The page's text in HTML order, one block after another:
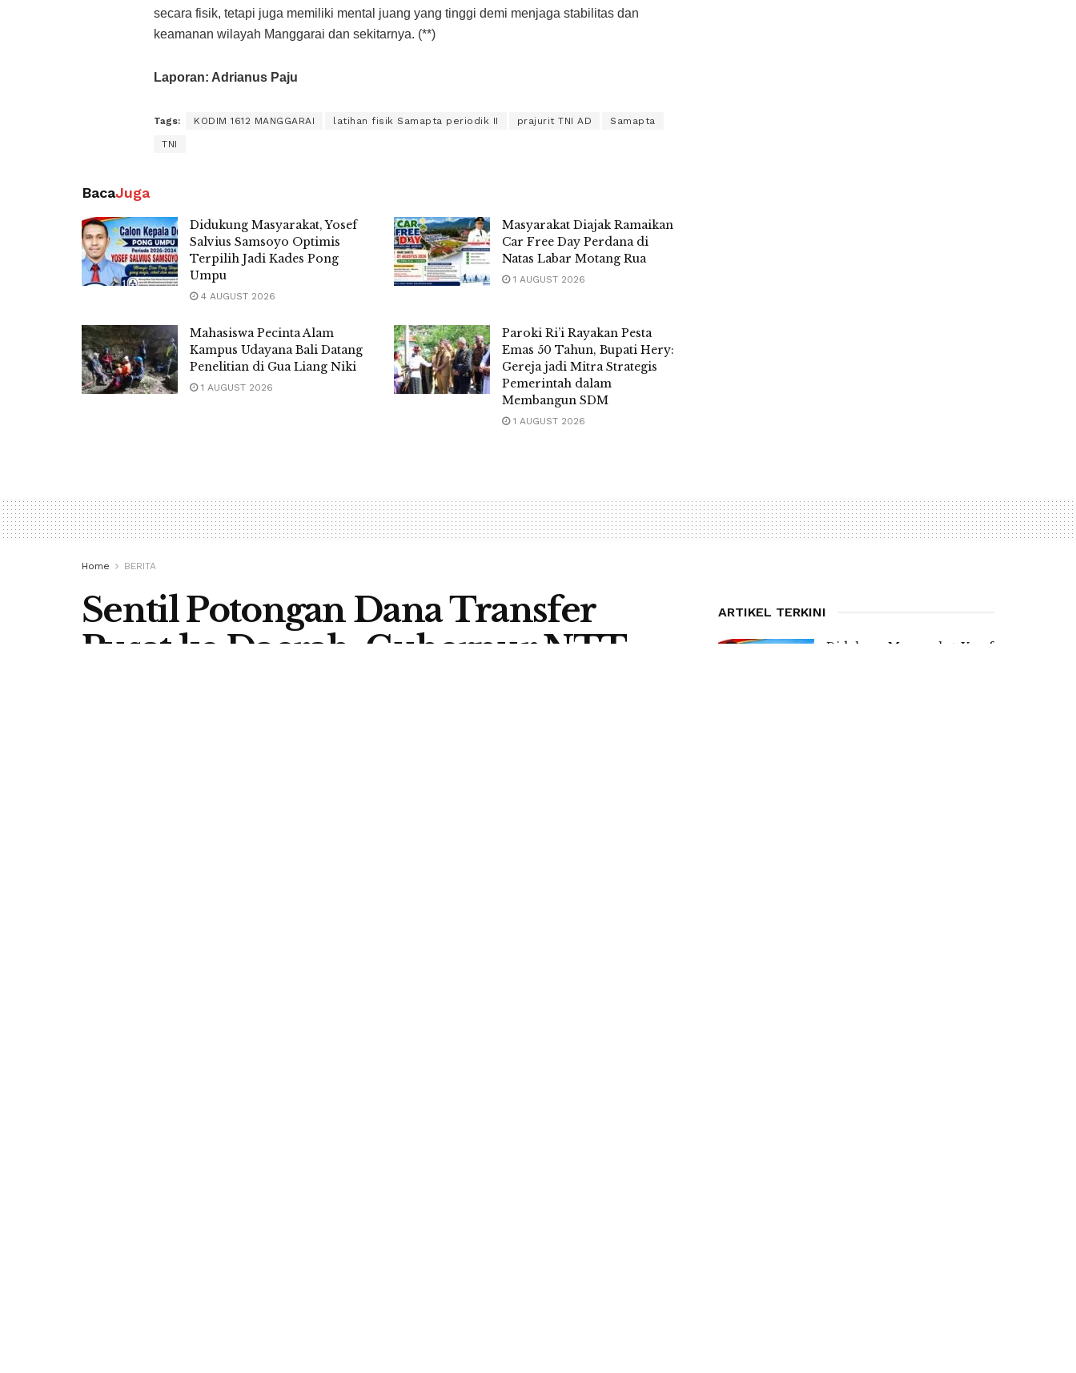
secara fisik, tetapi juga memiliki mental juang yang tinggi demi menjaga stabilitas dan
keamanan wilayah Manggarai dan sekitarnya. (**)
Laporan: Adrianus Paju
Tags: KODIM 1612 MANGGARAI latihan fisik Samapta periodik II prajurit TNI AD Samapta
TNI
BacaJuga
Didukung Masyarakat, Yosef
Salvius Samsoyo Optimis
Terpilih Jadi Kades Pong
Umpu
4 AUGUST 2026
Masyarakat Diajak Ramaikan
Car Free Day Perdana di
Natas Labar Motang Rua
1 AUGUST 2026
Mahasiswa Pecinta Alam
Kampus Udayana Bali Datang
Penelitian di Gua Liang Niki
1 AUGUST 2026
Paroki Ri’i Rayakan Pesta
Emas 50 Tahun, Bupati Hery:
Gereja jadi Mitra Strategis
Pemerintah dalam
Membangun SDM
1 AUGUST 2026
Home BERITA
Sentil Potongan Dana Transfer
Pusat ke Daerah, Gubernur NTT
ARTIKEL TERKINI
Didukung Masyarakat, Yosef